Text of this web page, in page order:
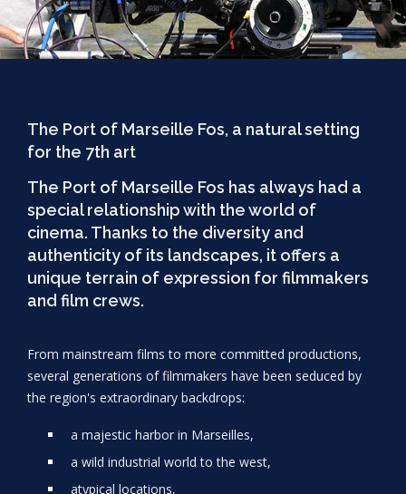
The Port of Marseille Fos, a natural setting
for the 7th art
The Port of Marseille Fos has always had a
special relationship with the world of
cinema. Thanks to the diversity and
authenticity of its landscapes, it offers a
unique terrain of expression for filmmakers
and film crews.
From mainstream films to more committed productions,
several generations of filmmakers have been seduced by
the region's extraordinary backdrops:
a majestic harbor in Marseilles,
a wild industrial world to the west,
atypical locations,